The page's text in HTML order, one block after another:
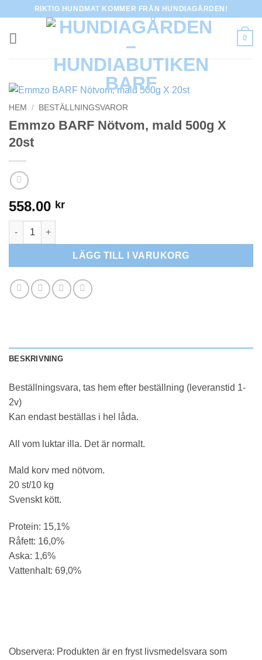
content
RIKTIG HUNDMAT KOMMER FRÅN HUNDIAGÅRDEN!
0
HEM / BESTÄLLNINGSVAROR
Emmzo BARF Nötvom, mald 500g X
20st
558.00 kr
Emmzo BARF Nötvom, mald 500g X 20st mängd
LÄGG TILL I VARUKORG
BESKRIVNING
Beställningsvara, tas hem efter beställning (leveranstid 1-
2v)
Kan endast beställas i hel låda.
All vom luktar illa. Det är normalt.
Mald korv med nötvom.
20 st/10 kg
Svenskt kött.
Protein: 15,1%
Råfett: 16,0%
Aska: 1,6%
Vattenhalt: 69,0%
Observera: Produkten är en fryst livsmedelsvara som